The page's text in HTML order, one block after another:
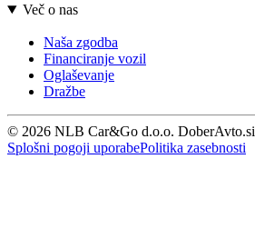
Več o nas
Naša zgodba
Financiranje vozil
Oglaševanje
Dražbe
© 2026 NLB Car&Go d.o.o. DoberAvto.si
Splošni pogoji uporabePolitika zasebnosti